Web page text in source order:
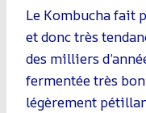
Le Kombucha fait
et donc très
des milliers
fermentée très
légèrement